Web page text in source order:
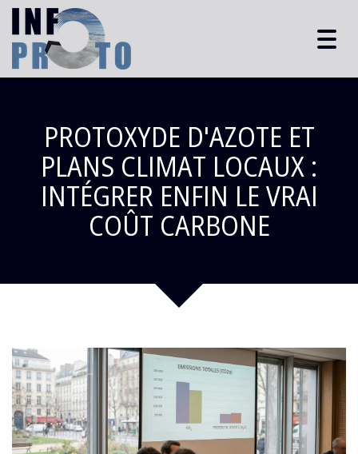
PROTOXYDE D'AZOTE ET
PLANS CLIMAT LOCAUX :
INTÉGRER ENFIN LE VRAI
COÛT CARBONE